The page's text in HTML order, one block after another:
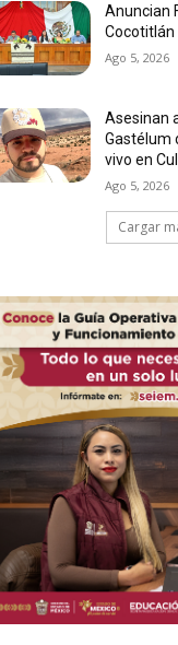
Anuncian
Cocotitlán
Ago 5, 2026
Asesinan
Gastélum
vivo en
Ago 5, 2026
Cargar